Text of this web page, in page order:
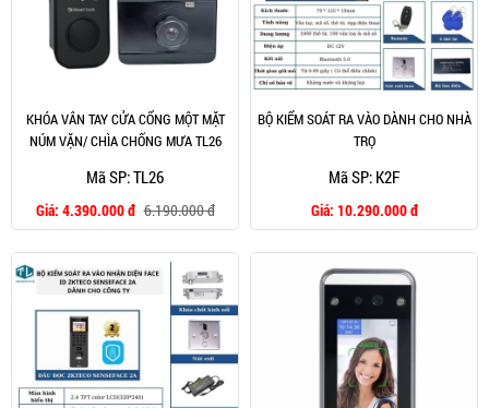
KHÓA VÂN TAY CỬA CỔNG MỘT MẶT
NÚM VẶN/ CHÌA CHỐNG MƯA TL26
Mã SP: TL26
Giá: 4.390.000 đ 6.190.000 đ
BỘ KIỂM SOÁT RA VÀO DÀNH CHO NHÀ
TRỌ
Mã SP: K2F
Giá: 10.290.000 đ